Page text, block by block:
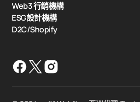
Web3 行銷機構
ESG設計機構
D2C/Shopify